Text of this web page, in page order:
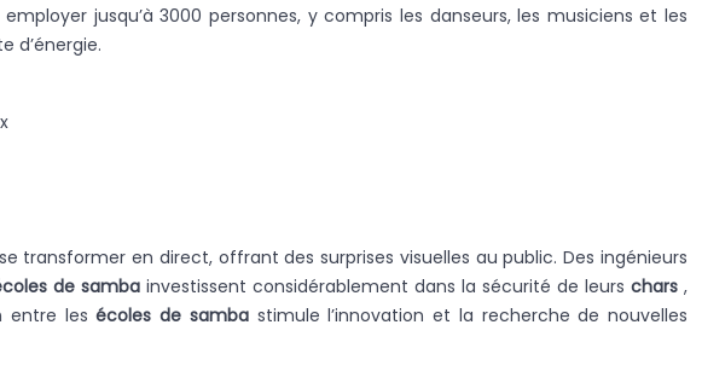
jusqu’à 3000 personnes, y compris les danseurs, les musiciens et les
d’énergie.
transformer en direct, offrant des surprises visuelles au public. Des ingénieurs
de sambainvestissent considérablement dans la sécurité de leurschars,
entre lesécoles de samba stimule l’innovation et la recherche de nouvelles